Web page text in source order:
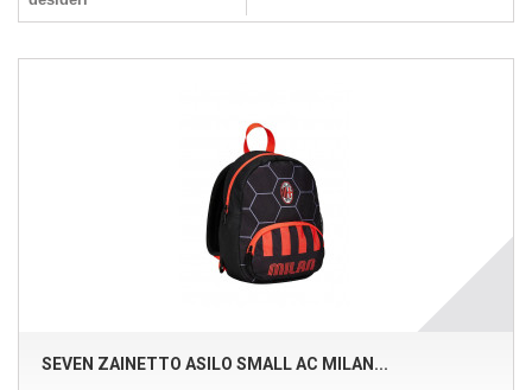
SEVEN ZAINETTO ASILO SMALL AC MILAN...